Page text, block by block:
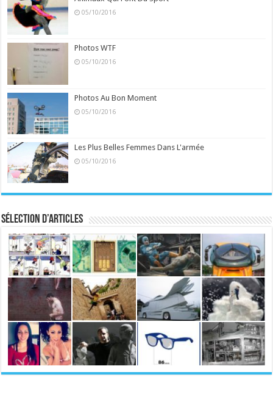
05/10/2016
Photos WTF
05/10/2016
Photos Au Bon Moment
05/10/2016
Les Plus Belles Femmes Dans L'armée
05/10/2016
Sélection d’articles